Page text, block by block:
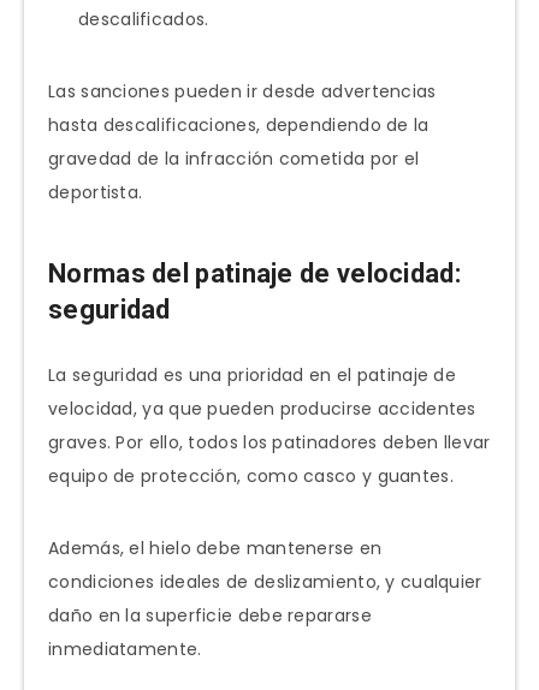
descalificados.
Las sanciones pueden ir desde advertencias
hasta descalificaciones, dependiendo de la
gravedad de la infracción cometida por el
deportista.
Normas del patinaje de velocidad:
seguridad
La seguridad es una prioridad en el patinaje de
velocidad, ya que pueden producirse accidentes
graves. Por ello, todos los patinadores deben llevar
equipo de protección, como casco y guantes.
Además, el hielo debe mantenerse en
condiciones ideales de deslizamiento, y cualquier
daño en la superficie debe repararse
inmediatamente.